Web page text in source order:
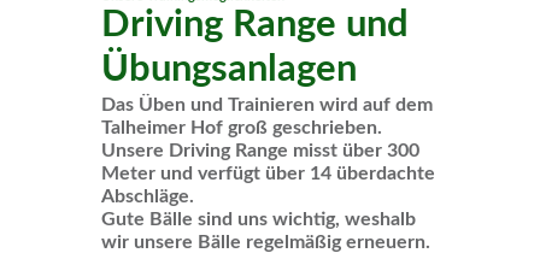
Driving Range und
Übungsanlagen
Das Üben und Trainieren wird auf dem
Talheimer Hof groß geschrieben.
Unsere Driving Range misst über 300
Meter und verfügt über 14 überdachte
Abschläge.
Gute Bälle sind uns wichtig, weshalb
wir unsere Bälle regelmäßig erneuern.